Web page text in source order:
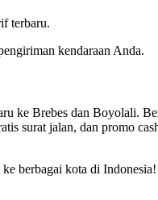
terbaru.
kendaraan Anda.
Brebes dan Boyolali.
surat jalan, dan promo
berbagai kota di Indonesia!